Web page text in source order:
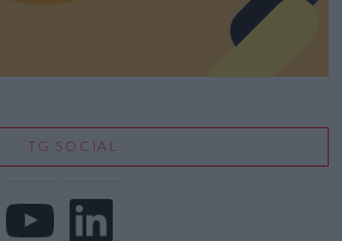
TG SOCIAL
LinkedIn